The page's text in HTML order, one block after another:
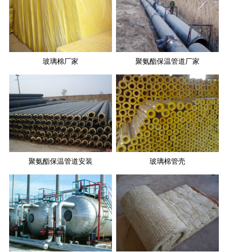
玻璃棉厂家 聚氨酯保温管道厂家
聚氨酯保温管道安装 玻璃棉管壳